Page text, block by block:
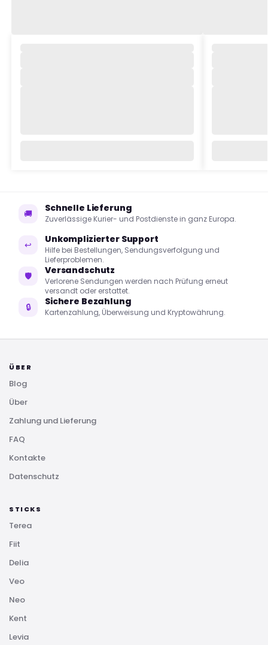
🚚 Schnelle Lieferung
Zuverlässige Kurier- und Postdienste in ganz Europa.
↩ Unkomplizierter Support
Hilfe bei Bestellungen, Sendungsverfolgung und
Lieferproblemen.
🛡 Versandschutz
Verlorene Sendungen werden nach Prüfung erneut
versandt oder erstattet.
🔒 Sichere Bezahlung
Kartenzahlung, Überweisung und Kryptowährung.
ÜBER
Blog
Über
Zahlung und Lieferung
FAQ
Kontakte
Datenschutz
STICKS
Terea
Fiit
Delia
Veo
Neo
Kent
Levia